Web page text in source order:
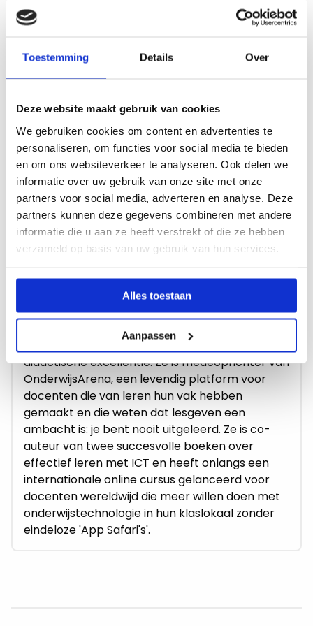
Toestemming Details Over
Deze website maakt gebruik van cookies
We gebruiken cookies om content en advertenties te
personaliseren, om functies voor social media te bieden
en om ons websiteverkeer te analyseren. Ook delen we
informatie over uw gebruik van onze site met onze
partners voor social media, adverteren en analyse. Deze
partners kunnen deze gegevens combineren met andere
informatie die u aan ze heeft verstrekt of die ze hebben
verzameld op basis van uw gebruik van hun services.
Alles toestaan
Aanpassen
Bespreek in de volgende vergadering eens niet de
praktische zaken (wie doet wat?), maar de
bedoeling. Leg een dilemma op tafel en vraag:
mag! Door hardop uit te spreken waar jullie waarden
verschillen, ontstaat er lucht en hoef je niet meer te
voldoen aan een onzichtbare norm die niet bij je
past.
Patricia van Slobbe
Patricia is een voormalig docent Engels en een
eeuwige docent in hart en nieren. Ze is al meer
dan 10 jaar actief als trainer, coach en
onderwijsadviseur, gespecialiseerd in
didactische excellentie. Ze is medeoprichter van
OnderwijsArena, een levendig platform voor
docenten die van leren hun vak hebben
gemaakt en die weten dat lesgeven een
ambacht is: je bent nooit uitgeleerd. Ze is co-
auteur van twee succesvolle boeken over
effectief leren met ICT en heeft onlangs een
internationale online cursus gelanceerd voor
docenten wereldwijd die meer willen doen met
onderwijstechnologie in hun klaslokaal zonder
eindeloze 'App Safari's'.